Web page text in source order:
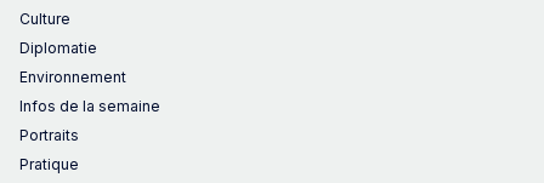
Culture
Diplomatie
Environnement
Infos de la semaine
Portraits
Pratique